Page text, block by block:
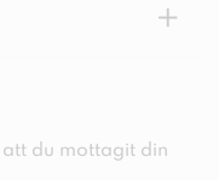
+
att du mottagit din